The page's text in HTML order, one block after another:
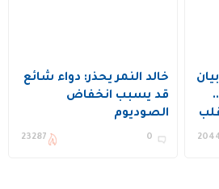
خالد النمر يحذر: دواء شائع
قد يسبب انخفاض
الصوديوم
0
23287